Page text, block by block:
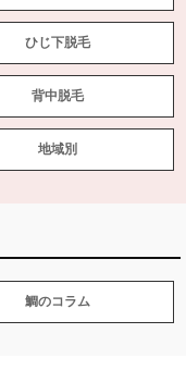
ひじ下脱毛
背中脱毛
地域別
鯛のコラム